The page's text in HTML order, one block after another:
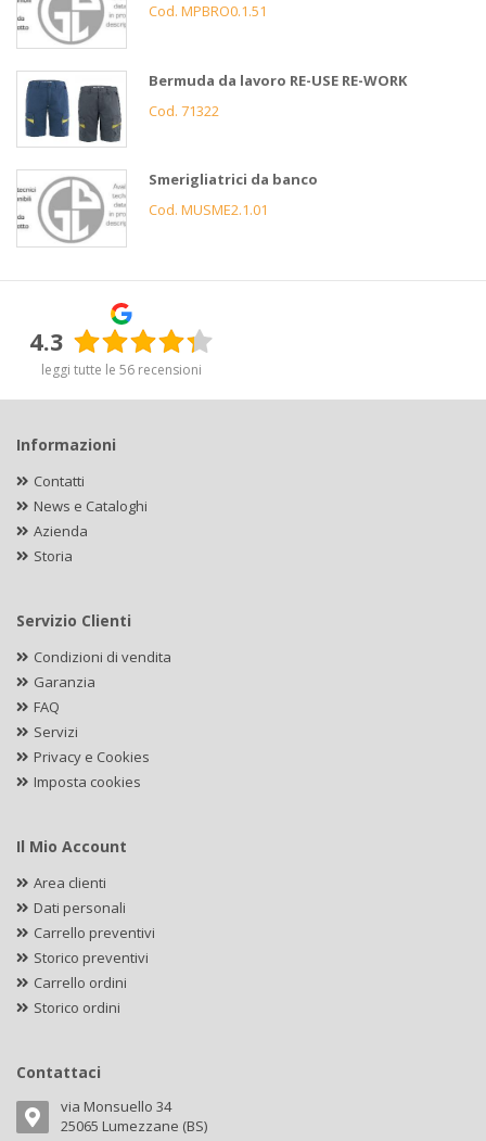
Cod. MPBRO0.1.51
Bermuda da lavoro RE-USE RE-WORK
Cod. 71322
Smerigliatrici da banco
Cod. MUSME2.1.01
4.3
leggi tutte le 56 recensioni
Informazioni
Contatti
News e Cataloghi
Azienda
Storia
Servizio Clienti
Condizioni di vendita
Garanzia
FAQ
Servizi
Privacy e Cookies
Imposta cookies
Il Mio Account
Area clienti
Dati personali
Carrello preventivi
Storico preventivi
Carrello ordini
Storico ordini
Contattaci
via Monsuello 34
25065 Lumezzane (BS)